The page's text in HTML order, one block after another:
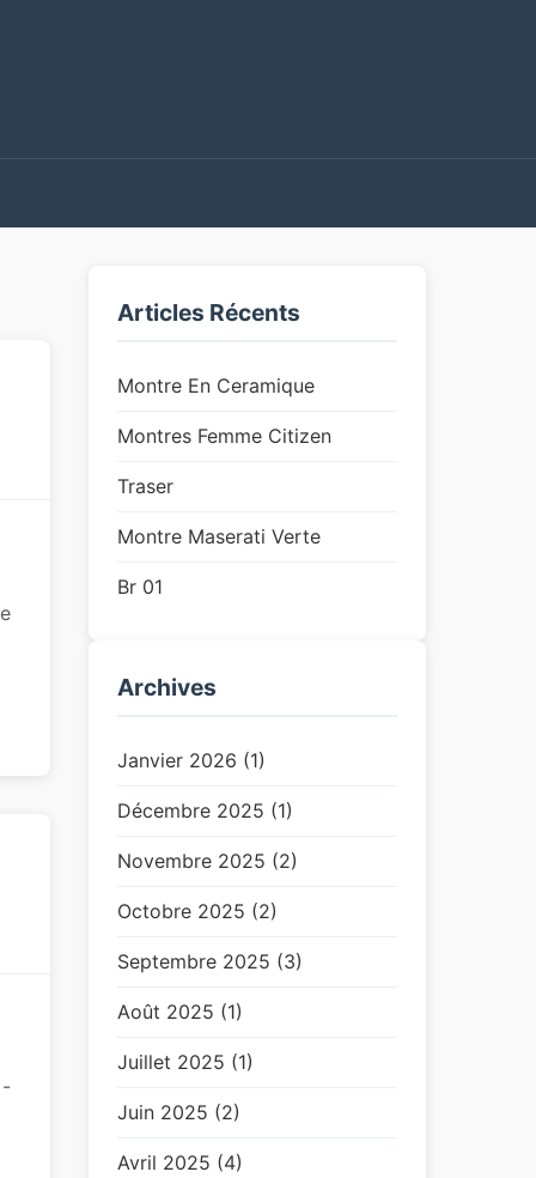
-
Articles Récents
Montre En Ceramique
Montres Femme Citizen
Traser
Montre Maserati Verte
Br 01
Archives
Janvier 2026 (1)
Décembre 2025 (1)
Novembre 2025 (2)
Octobre 2025 (2)
Septembre 2025 (3)
Août 2025 (1)
Juillet 2025 (1)
Juin 2025 (2)
Avril 2025 (4)